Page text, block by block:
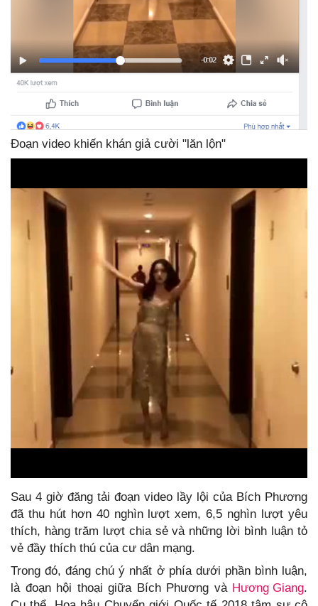
Đoạn video khiến khán giả cười "lăn lộn"
Sau 4 giờ đăng tải đoạn video lầy lội của Bích Phương
đã thu hút hơn 40 nghìn lượt xem, 6,5 nghìn lượt yêu
thích, hàng trăm lượt chia sẻ và những lời bình luận tỏ
vẻ đầy thích thú của cư dân mạng.
Trong đó, đáng chú ý nhất ở phía dưới phần bình luận,
là đoạn hội thoại giữa Bích Phương và Hương Giang.